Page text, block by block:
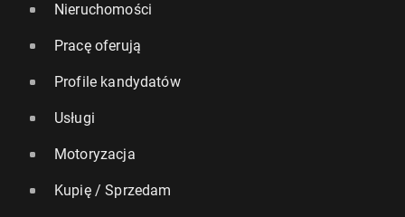
Nieruchomości
Pracę oferują
Profile kandydatów
Usługi
Motoryzacja
Kupię / Sprzedam